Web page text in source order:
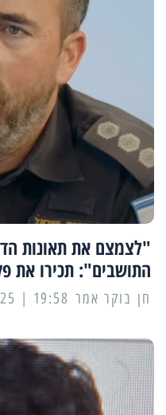
"לצמצם את תאונות
התושבים": תכירו את
19:58 | 30/03/2025